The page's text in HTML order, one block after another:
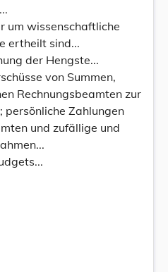
um wissenschaftliche
ertheilt sind...
der Hengste...
von Summen,
Rechnungsbeamten zur
Zahlungen
und zufällige und